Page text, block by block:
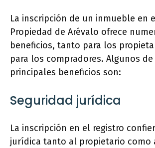
La inscripción de un inmueble en
Propiedad de Arévalo ofrece
beneficios, tanto para los
para los compradores. Algunos
principales beneficios son:
Seguridad jurídica
La inscripción en el registro
jurídica tanto al propietario como